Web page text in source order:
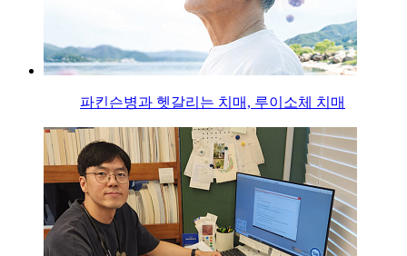
파킨슨병과 헷갈리는 치매, 루이소체 치매